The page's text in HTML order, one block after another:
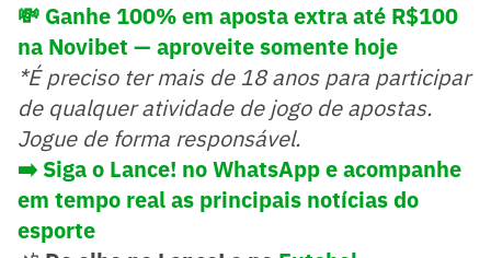
💸 Ganhe 100% em aposta extra até R$100
na Novibet — aproveite somente hoje
*É preciso ter mais de 18 anos para participar
de qualquer atividade de jogo de apostas.
Jogue de forma responsável.
➡️ Siga o Lance! no WhatsApp e acompanhe
em tempo real as principais notícias do
esporte